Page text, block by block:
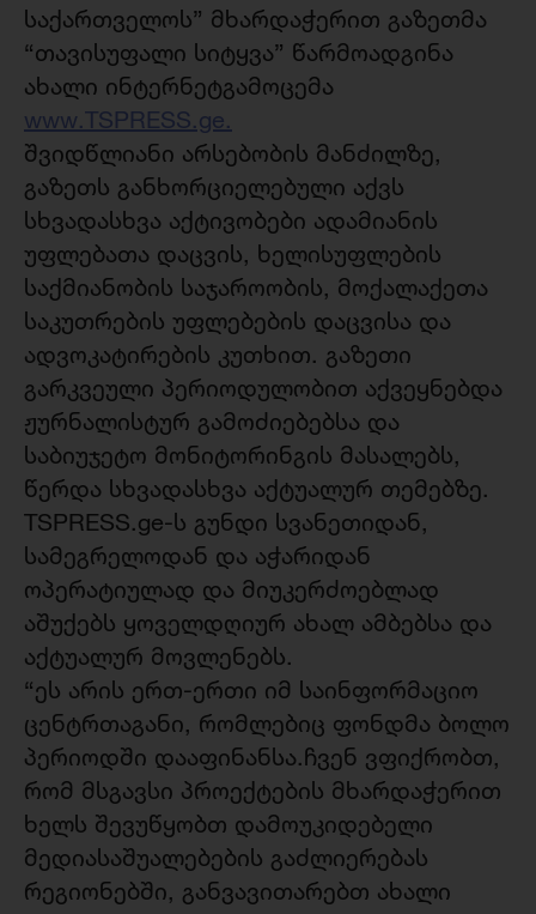
საქართველოს” მხარდაჭერით გაზეთმა
“თავისუფალი სიტყვა” წარმოადგინა
ახალი ინტერნეტგამოცემა
www.TSPRESS.ge.
შვიდწლიანი არსებობის მანძილზე,
გაზეთს განხორციელებული აქვს
სხვადასხვა აქტივობები ადამიანის
უფლებათა დაცვის, ხელისუფლების
საქმიანობის საჯაროობის, მოქალაქეთა
საკუთრების უფლებების დაცვისა და
ადვოკატირების კუთხით. გაზეთი
გარკვეული პერიოდულობით აქვეყნებდა
ჟურნალისტურ გამოძიებებსა და
საბიუჯეტო მონიტორინგის მასალებს,
წერდა სხვადასხვა აქტუალურ თემებზე.
TSPRESS.ge-ს გუნდი სვანეთიდან,
სამეგრელოდან და აჭარიდან
ოპერატიულად და მიუკერძოებლად
აშუქებს ყოველდღიურ ახალ ამბებსა და
აქტუალურ მოვლენებს.
“ეს არის ერთ-ერთი იმ საინფორმაციო
ცენტრთაგანი, რომლებიც ფონდმა ბოლო
პერიოდში დააფინანსა.ჩვენ ვფიქრობთ,
რომ მსგავსი პროექტების მხარდაჭერით
ხელს შევუწყობთ დამოუკიდებელი
მედიასაშუალებების გაძლიერებას
რეგიონებში, განვავითარებთ ახალი